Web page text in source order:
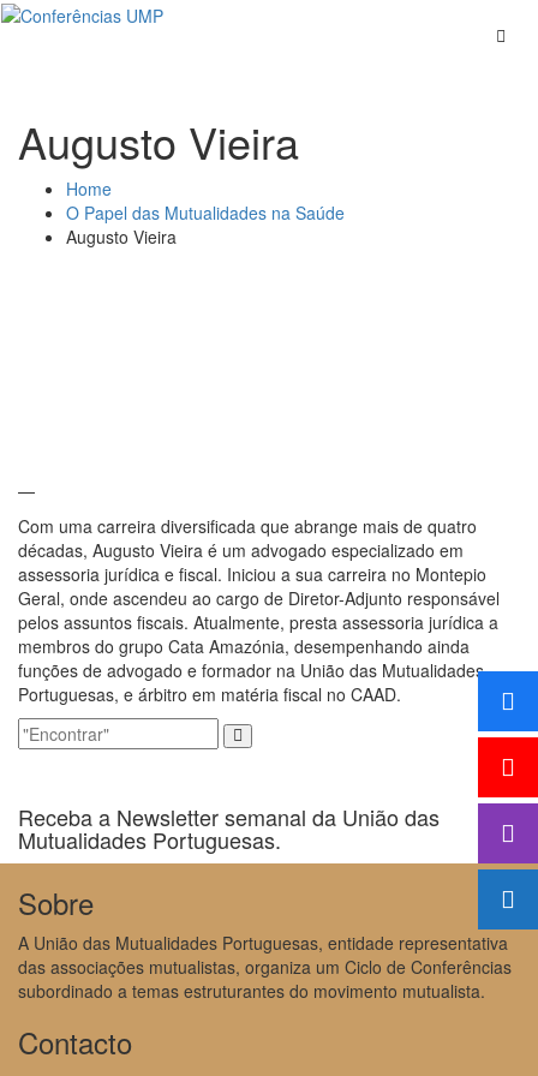
Skip
Augusto Vieira
Home
O Papel das Mutualidades na Saúde
Augusto Vieira
—
Com uma carreira diversificada que abrange mais de quatro
décadas, Augusto Vieira é um advogado especializado em
assessoria jurídica e fiscal. Iniciou a sua carreira no Montepio
Geral, onde ascendeu ao cargo de Diretor-Adjunto responsável
pelos assuntos fiscais. Atualmente, presta assessoria jurídica a
membros do grupo Cata Amazónia, desempenhando ainda
funções de advogado e formador na União das Mutualidades
Portuguesas, e árbitro em matéria fiscal no CAAD.
Receba a Newsletter semanal da União das
Mutualidades Portuguesas.
Sobre
A União das Mutualidades Portuguesas, entidade representativa
das associações mutualistas, organiza um Ciclo de Conferências
subordinado a temas estruturantes do movimento mutualista.
Contacto